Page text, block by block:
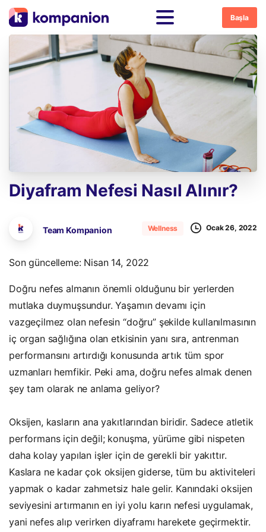
Başla
Diyafram Nefesi Nasıl Alınır?
Team Kompanion Wellness Ocak 26, 2022
Son güncelleme: Nisan 14, 2022
Doğru nefes almanın önemli olduğunu bir yerlerden
mutlaka duymuşsundur. Yaşamın devamı için
vazgeçilmez olan nefesin “doğru” şekilde kullanılmasının
iç organ sağlığına olan etkisinin yanı sıra, antrenman
performansını artırdığı konusunda artık tüm spor
uzmanları hemfikir. Peki ama, doğru nefes almak denen
şey tam olarak ne anlama geliyor?
Oksijen, kasların ana yakıtlarından biridir. Sadece atletik
performans için değil; konuşma, yürüme gibi nispeten
daha kolay yapılan işler için de gerekli bir yakıttır.
Kaslara ne kadar çok oksijen giderse, tüm bu aktiviteleri
yapmak o kadar zahmetsiz hale gelir. Kanındaki oksijen
seviyesini artırmanın en iyi yolu karın nefesi uygulamak,
yani nefes alıp verirken diyaframı harekete geçirmektir.